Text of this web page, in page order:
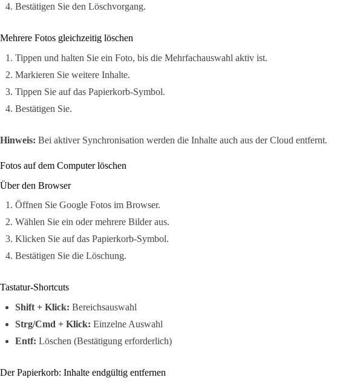
Bestätigen Sie den Löschvorgang.
Mehrere Fotos gleichzeitig löschen
Tippen und halten Sie ein Foto, bis die Mehrfachauswahl aktiv ist.
Markieren Sie weitere Inhalte.
Tippen Sie auf das Papierkorb-Symbol.
Bestätigen Sie.
Hinweis: Bei aktiver Synchronisation werden die Inhalte auch aus der Cloud entfernt.
Fotos auf dem Computer löschen
Über den Browser
Öffnen Sie Google Fotos im Browser.
Wählen Sie ein oder mehrere Bilder aus.
Klicken Sie auf das Papierkorb-Symbol.
Bestätigen Sie die Löschung.
Tastatur-Shortcuts
Shift + Klick: Bereichsauswahl
Strg/Cmd + Klick: Einzelne Auswahl
Entf: Löschen (Bestätigung erforderlich)
Der Papierkorb: Inhalte endgültig entfernen